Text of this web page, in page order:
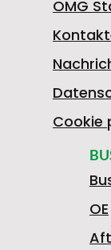
OE
OMG
Cookie